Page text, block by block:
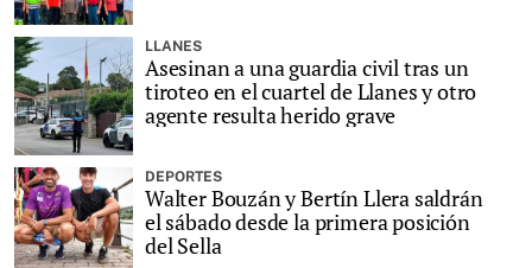
LLANES
Asesinan a una guardia civil tras un
tiroteo en el cuartel de Llanes y otro
agente resulta herido grave
DEPORTES
Walter Bouzán y Bertín Llera saldrán
el sábado desde la primera posición
del Sella